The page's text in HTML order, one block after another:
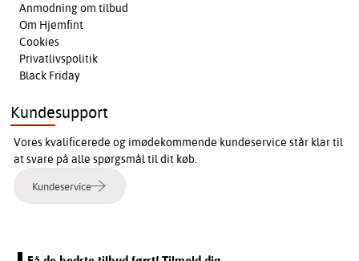
Anmodning om tilbud
Om Hjemfint
Cookies
Privatlivspolitik
Black Friday
Kundesupport
Vores kvalificerede og imødekommende kundeservice står klar til
at svare på alle spørgsmål til dit køb.
Kundeservice